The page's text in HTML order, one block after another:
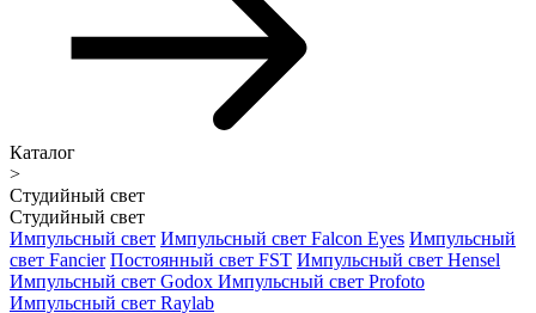
Каталог
>
Студийный свет
Студийный свет
Импульсный свет Импульсный свет Falcon Eyes Импульсный
свет Fancier Постоянный свет FST Импульсный свет Hensel
Импульсный свет Godox Импульсный свет Profoto
Импульсный свет Raylab